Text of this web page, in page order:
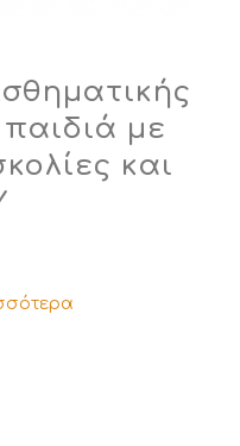
με
και